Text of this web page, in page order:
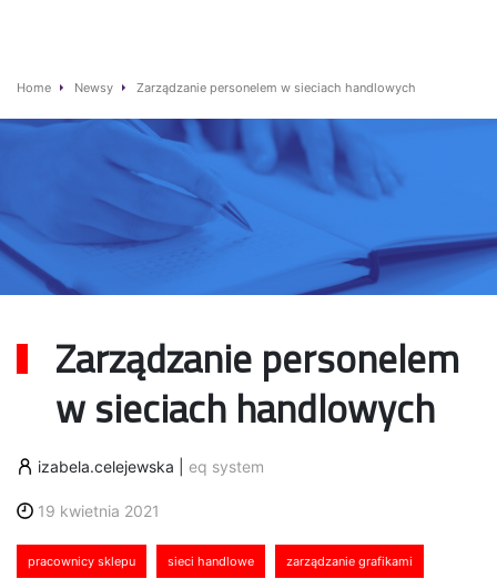
Home Newsy Zarządzanie personelem w sieciach handlowych
Zarządzanie personelem
w sieciach handlowych
izabela.celejewska eq system
19 kwietnia 2021
pracownicy sklepu sieci handlowe zarządzanie grafikami